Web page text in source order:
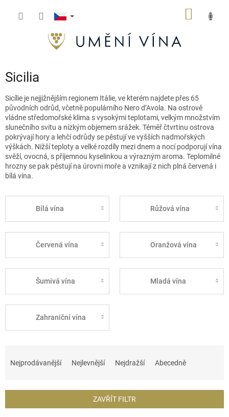
Sicilia
Sicílie je nejjižnějším regionem Itálie, ve kterém najdete přes 65
původních odrůd, včetně populárního Nero d’Avola. Na ostrově
vládne středomořské klima s vysokými teplotami, velkým množstvím
slunečního svitu a nízkým objemem srážek. Téměř čtvrtinu ostrova
pokrývají hory a lehčí odrůdy se pěstují ve vyšších nadmořských
výškách. Nižší teploty a velké rozdíly mezi dnem a nocí podporují vína
svěží, ovocná, s příjemnou kyselinkou a výrazným aroma. Teplomilné
hrozny se pak pěstují na úrovni moře a vznikají z nich plná červená i
bílá vína.
Bílá vína Růžová vína
Červená vína Oranžová vína
Šumivá vína Mladá vína
Zahraniční vína
í
Nejprodávanější Nejlevnější Nejdražší Abecedně
ZAVŘÍT FILTR